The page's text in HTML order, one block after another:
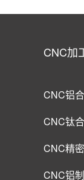
CNC加
CNC铝
CNC钛
CNC精
CNC铝